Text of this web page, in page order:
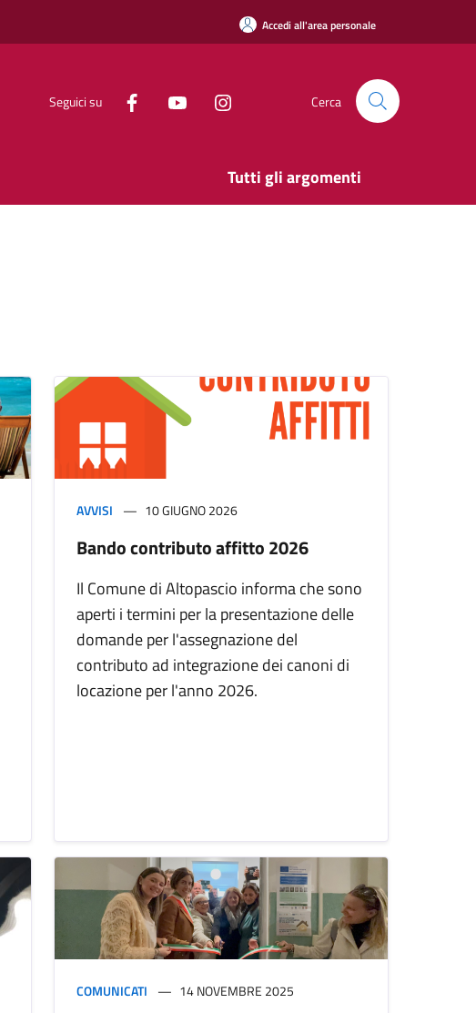
Accedi all'area personale
Seguici su Cerca
Tutti gli argomenti
AVVISI 10 GIUGNO 2026
Bando contributo affitto 2026
Il Comune di Altopascio informa che sono
aperti i termini per la presentazione delle
domande per l'assegnazione del
contributo ad integrazione dei canoni di
locazione per l'anno 2026.
COMUNICATI 14 NOVEMBRE 2025